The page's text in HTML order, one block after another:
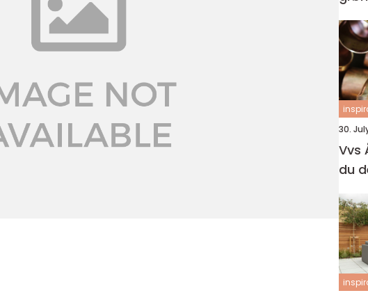
30.
Vvs
du